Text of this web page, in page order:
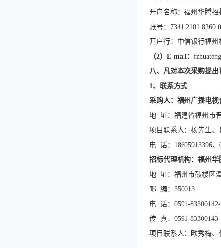
开户名称：福州华腾招
账号： 7341 2101 8260
开户行：中信银行福州
（2） E-mail：
八、凡对本次采购提
1、联系方式
采购人：福州广播电视
地 址：福建省福州市
项目联系人：杨先生、
电 话： 18605913396
招标代理机构：福州华
地址：福州市鼓楼区
邮 编：350013
电话：0591-83300142-
传真：0591-83300143-
项目联系人：欧秀梅、